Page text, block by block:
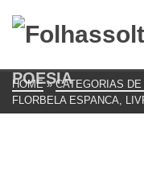
POESIA
HOME » CATEGORIAS
FLORBELA ESPANCA,